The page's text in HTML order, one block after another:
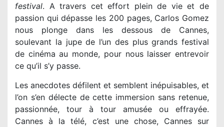
festival. A travers cet effort plein de vie et de
passion qui dépasse les 200 pages, Carlos Gomez
nous plonge dans les dessous de Cannes,
soulevant la jupe de l’un des plus grands festival
de cinéma au monde, pour nous laisser entrevoir
ce qu’il s’y passe.
Les anecdotes défilent et semblent inépuisables, et
l’on s’en délecte de cette immersion sans retenue,
passionnée, tour à tour amusée ou effrayée.
Cannes à la télé, c’est une chose, Cannes sur